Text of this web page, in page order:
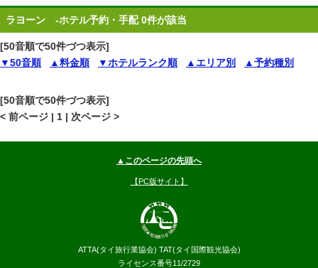
ラヨーン -ホテル予約・手配 0件が該当
[50音順で50件づつ表示]
▼50音順
▲料金順 ▼ホテルランク順 ▲エリア別 ▲予約種別
[50音順で50件づつ表示]
< 前ページ | 1 | 次ページ >
▲このページの先頭へ
【PC版サイト】
ATTA(タイ旅行業協会) TAT(タイ国際観光協会)
ライセンス番号11/2729